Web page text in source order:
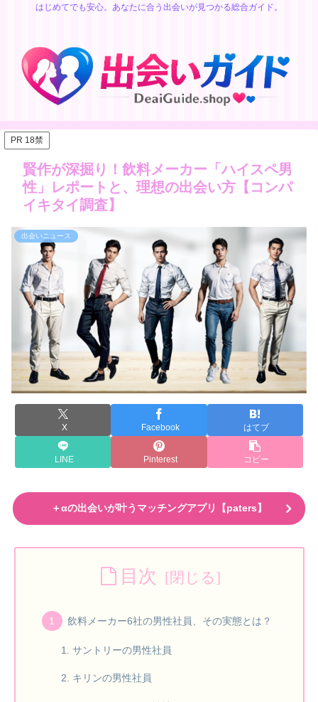
はじめてでも安心。あなたに合う出会いが見つかる総合ガイド。
PR 18禁
賢作が深掘り！飲料メーカー「ハイスペ男
性」レポートと、理想の出会い方【コンパ
イキタイ調査】
出会いニュース
X Facebook はてブ
LINE Pinterest コピー
＋αの出会いが叶うマッチングアプリ【paters】
目次
飲料メーカー6社の男性社員、その実態とは？
サントリーの男性社員
キリンの男性社員